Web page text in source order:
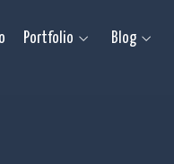
Portfolio Blog